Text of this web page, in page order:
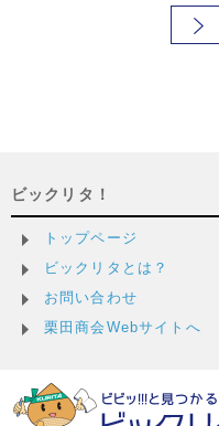
ビックリタ！
トップページ
ビックリタとは？
お問い合わせ
栗田商会Webサイトへ